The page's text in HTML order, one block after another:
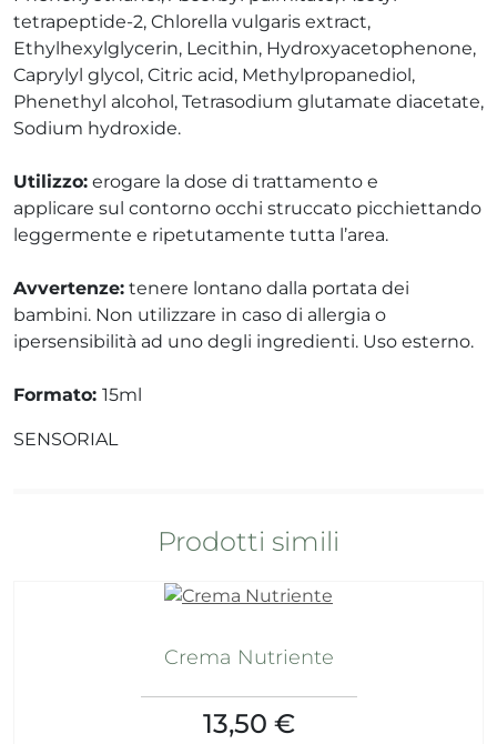
dagli insetti
occhi
tetrapeptide-2, Chlorella vulgaris extract,
Ethylhexylglycerin, Lecithin, Hydroxyacetophenone,
Caprylyl glycol, Citric acid, Methylpropanediol,
Phenethyl alcohol, Tetrasodium glutamate diacetate,
Sodium hydroxide.
Utilizzo: erogare la dose di trattamento e
applicare sul contorno occhi struccato picchiettando
leggermente e ripetutamente tutta l’area.
Avvertenze: tenere lontano dalla portata dei
bambini. Non utilizzare in caso di allergia o
ipersensibilità ad uno degli ingredienti. Uso esterno.
Formato: 15ml
SENSORIAL
Prodotti simili
Crema Nutriente
13,50 €